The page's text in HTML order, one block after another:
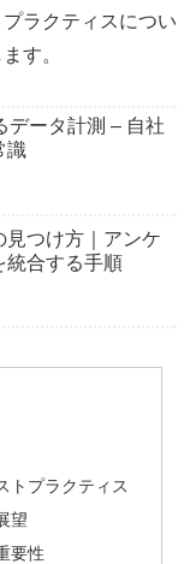
ラクティスについ
す。
データ計測 – 自社
識
つけ方｜アンケ
統合する手順
トプラクティス
望
要性